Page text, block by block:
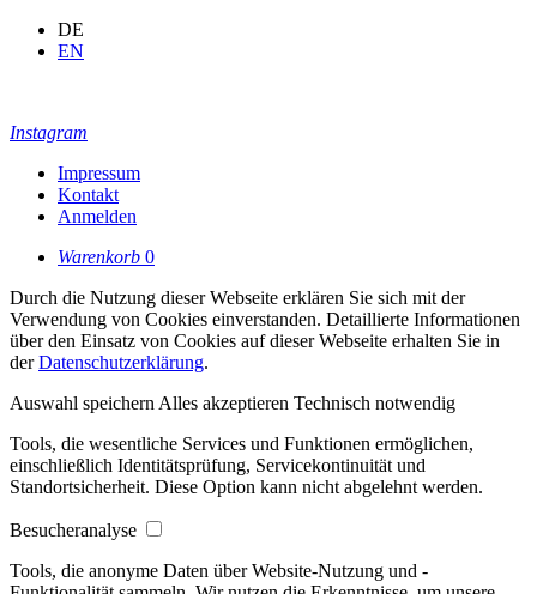
DE
EN
Instagram
Impressum
Kontakt
Anmelden
Warenkorb 0
Durch die Nutzung dieser Webseite erklären Sie sich mit der
Verwendung von Cookies einverstanden. Detaillierte Informationen
über den Einsatz von Cookies auf dieser Webseite erhalten Sie in
derDatenschutzerklärung.
Auswahl speichern Alles akzeptieren Technisch notwendig
Tools, die wesentliche Services und Funktionen ermöglichen,
einschließlich Identitätsprüfung, Servicekontinuität und
Standortsicherheit. Diese Option kann nicht abgelehnt werden.
Besucheranalyse
Tools, die anonyme Daten über Website-Nutzung und -